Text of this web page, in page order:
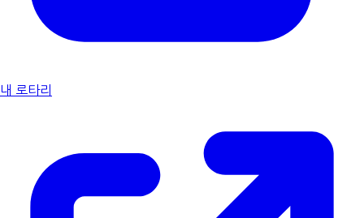
내 로타리